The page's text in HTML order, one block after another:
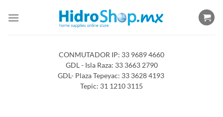
CONMUTADOR IP: 33 9689 4660
GDL - Isla Raza: 33 3663 2790
GDL- Plaza Tepeyac: 33 3628 4193
Tepic: 31 1210 3115